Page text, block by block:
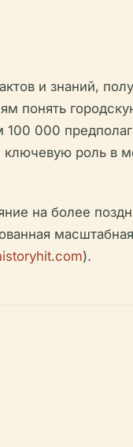
и знаний,
понять
100 000
ключевую роль в
на более
).